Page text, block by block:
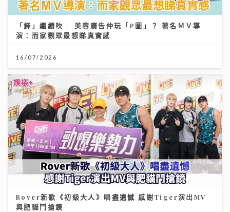
「鋒」繼續吹 | 美容廣告仲玩「P圖」？ 著名ＭＶ導
演：而家觀眾最想睇真實感
16/07/2026
Rover新歌《初級大人》唱盡遺憾 感謝Tiger演出MV
與肥貓鬥搶鏡